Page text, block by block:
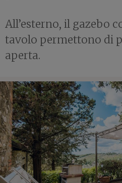
All’esterno, il gazebo
tavolo permettono di
aperta.